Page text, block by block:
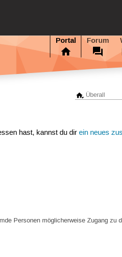
Portal Forum
hast, kannst du direin neues
Personen möglicherweise Zugang zu